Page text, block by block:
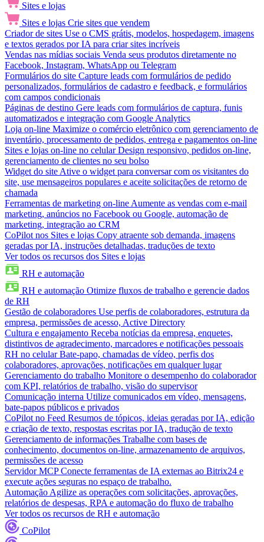
Sites e lojas
Sites e lojas Crie sites que vendem
Criador de sites Use o CMS grátis, modelos, hospedagem, imagens
e textos gerados por IA para criar sites incríveis
Vendas nas mídias sociais Venda seus produtos diretamente no
Facebook, Instagram, WhatsApp ou Telegram
Formulários do site Capture leads com formulários de pedido
personalizados, formulários de cadastro e feedback, e formulários
com campos condicionais
Páginas de destino Gere leads com formulários de captura, funis
automatizados e integração com Google Analytics
Loja on-line Maximize o comércio eletrônico com gerenciamento de
inventário, processamento de pedidos, entrega e pagamentos on-line
Sites e lojas on-line no celular Design responsivo, pedidos on-line,
gerenciamento de clientes no seu bolso
Widget do site Ative o widget para conversar com os visitantes do
site, use mensageiros populares e aceite solicitações de retorno de
chamada
Ferramentas de marketing on-line Aumente as vendas com e-mail
marketing, anúncios no Facebook ou Google, automação de
marketing, integração ao CRM
CoPilot nos Sites e lojas Copy atraente sob demanda, imagens
geradas por IA, instruções detalhadas, traduções de texto
Ver todos os recursos dos Sites e lojas
RH e automação
RH e automação Otimize fluxos de trabalho e gerencie dados
de RH
Gestão de colaboradores Use perfis de colaboradores, estrutura da
empresa, permissões de acesso, Active Directory
Cultura e engajamento Receba notícias da empresa, enquetes,
distintivos de agradecimento, marcadores e notificações pessoais
RH no celular Bate-papo, chamadas de vídeo, perfis dos
colaboradores, aprovações, notificações em qualquer lugar
Gerenciamento do trabalho Monitore o desempenho do colaborador
com KPI, relatórios de trabalho, visão do supervisor
Comunicação interna Utilize comunicados em vídeo, mensagens,
bate-papos públicos e privados
CoPilot no Feed Resumos de tópicos, ideias geradas por IA, edição
e criação de texto, respostas escritas por IA, tradução de texto
Gerenciamento de informações Trabalhe com bases de
conhecimento, documentos on-line, armazenamento de arquivos,
permissões de acesso
Servidor MCP Conecte ferramentas de IA externas ao Bitrix24 e
execute ações seguras no espaço de trabalho.
Automação Agilize as operações com solicitações, aprovações,
relatórios de despesas, RPA e automação do fluxo de trabalho
Ver todos os recursos de RH e automação
CoPilot